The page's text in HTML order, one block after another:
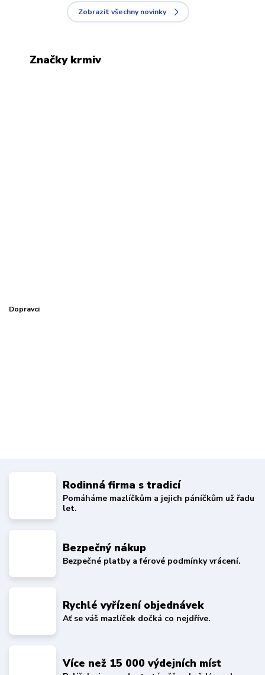
Zobrazit všechny novinky
Značky krmiv
Dopravci
Rodinná firma s tradicí
Pomáháme mazlíčkům a jejich páníčkům už řadu
let.
Bezpečný nákup
Bezpečné platby a férové podmínky vrácení.
Rychlé vyřízení objednávek
Ať se váš mazlíček dočká co nejdříve.
Více než 15 000 výdejních míst